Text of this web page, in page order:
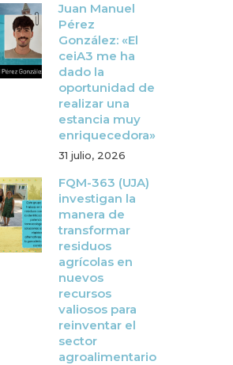
Juan Manuel
Pérez
González: «El
ceiA3 me ha
dado la
oportunidad de
realizar una
estancia muy
enriquecedora»
31 julio, 2026
FQM-363 (UJA)
investigan la
manera de
transformar
residuos
agrícolas en
nuevos
recursos
valiosos para
reinventar el
sector
agroalimentario